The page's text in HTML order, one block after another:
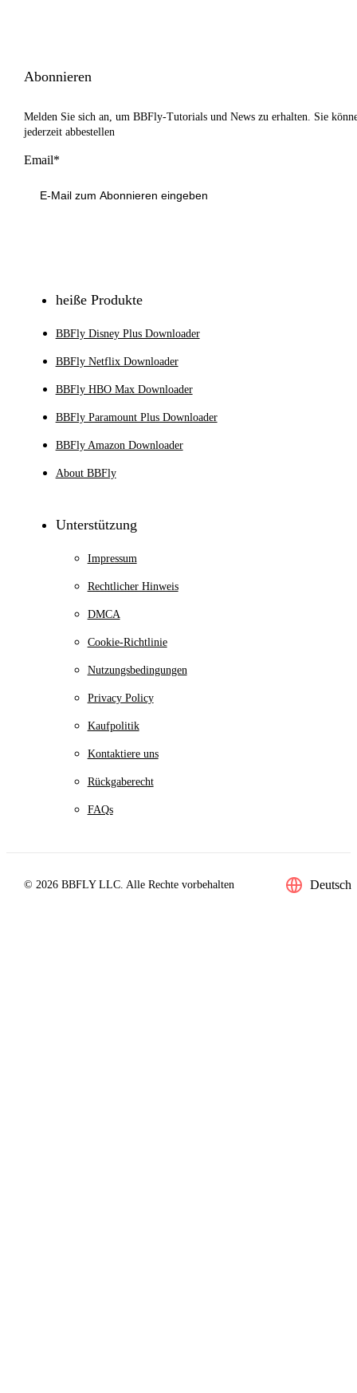
Abonnieren
Melden Sie sich an, um BBFly-Tutorials und News zu erhalten. Sie
jederzeit abbestellen
Email*
heiße Produkte
BBFly Disney Plus Downloader
BBFly Netflix Downloader
BBFly HBO Max Downloader
BBFly Paramount Plus Downloader
BBFly Amazon Downloader
About BBFly
Unterstützung
Impressum
Rechtlicher Hinweis
DMCA
Cookie-Richtlinie
Nutzungsbedingungen
Privacy Policy
Kaufpolitik
Kontaktiere uns
Rückgaberecht
FAQs
© 2026 BBFLY LLC. Alle Rechte vorbehalten Deutsch